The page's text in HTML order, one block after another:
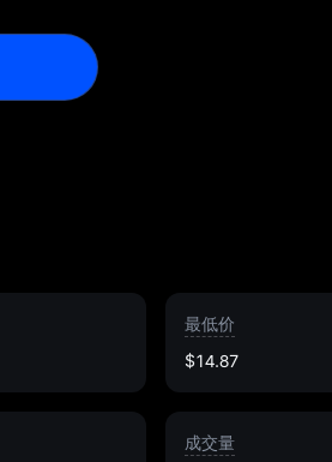
最低价
$14.87
成交量